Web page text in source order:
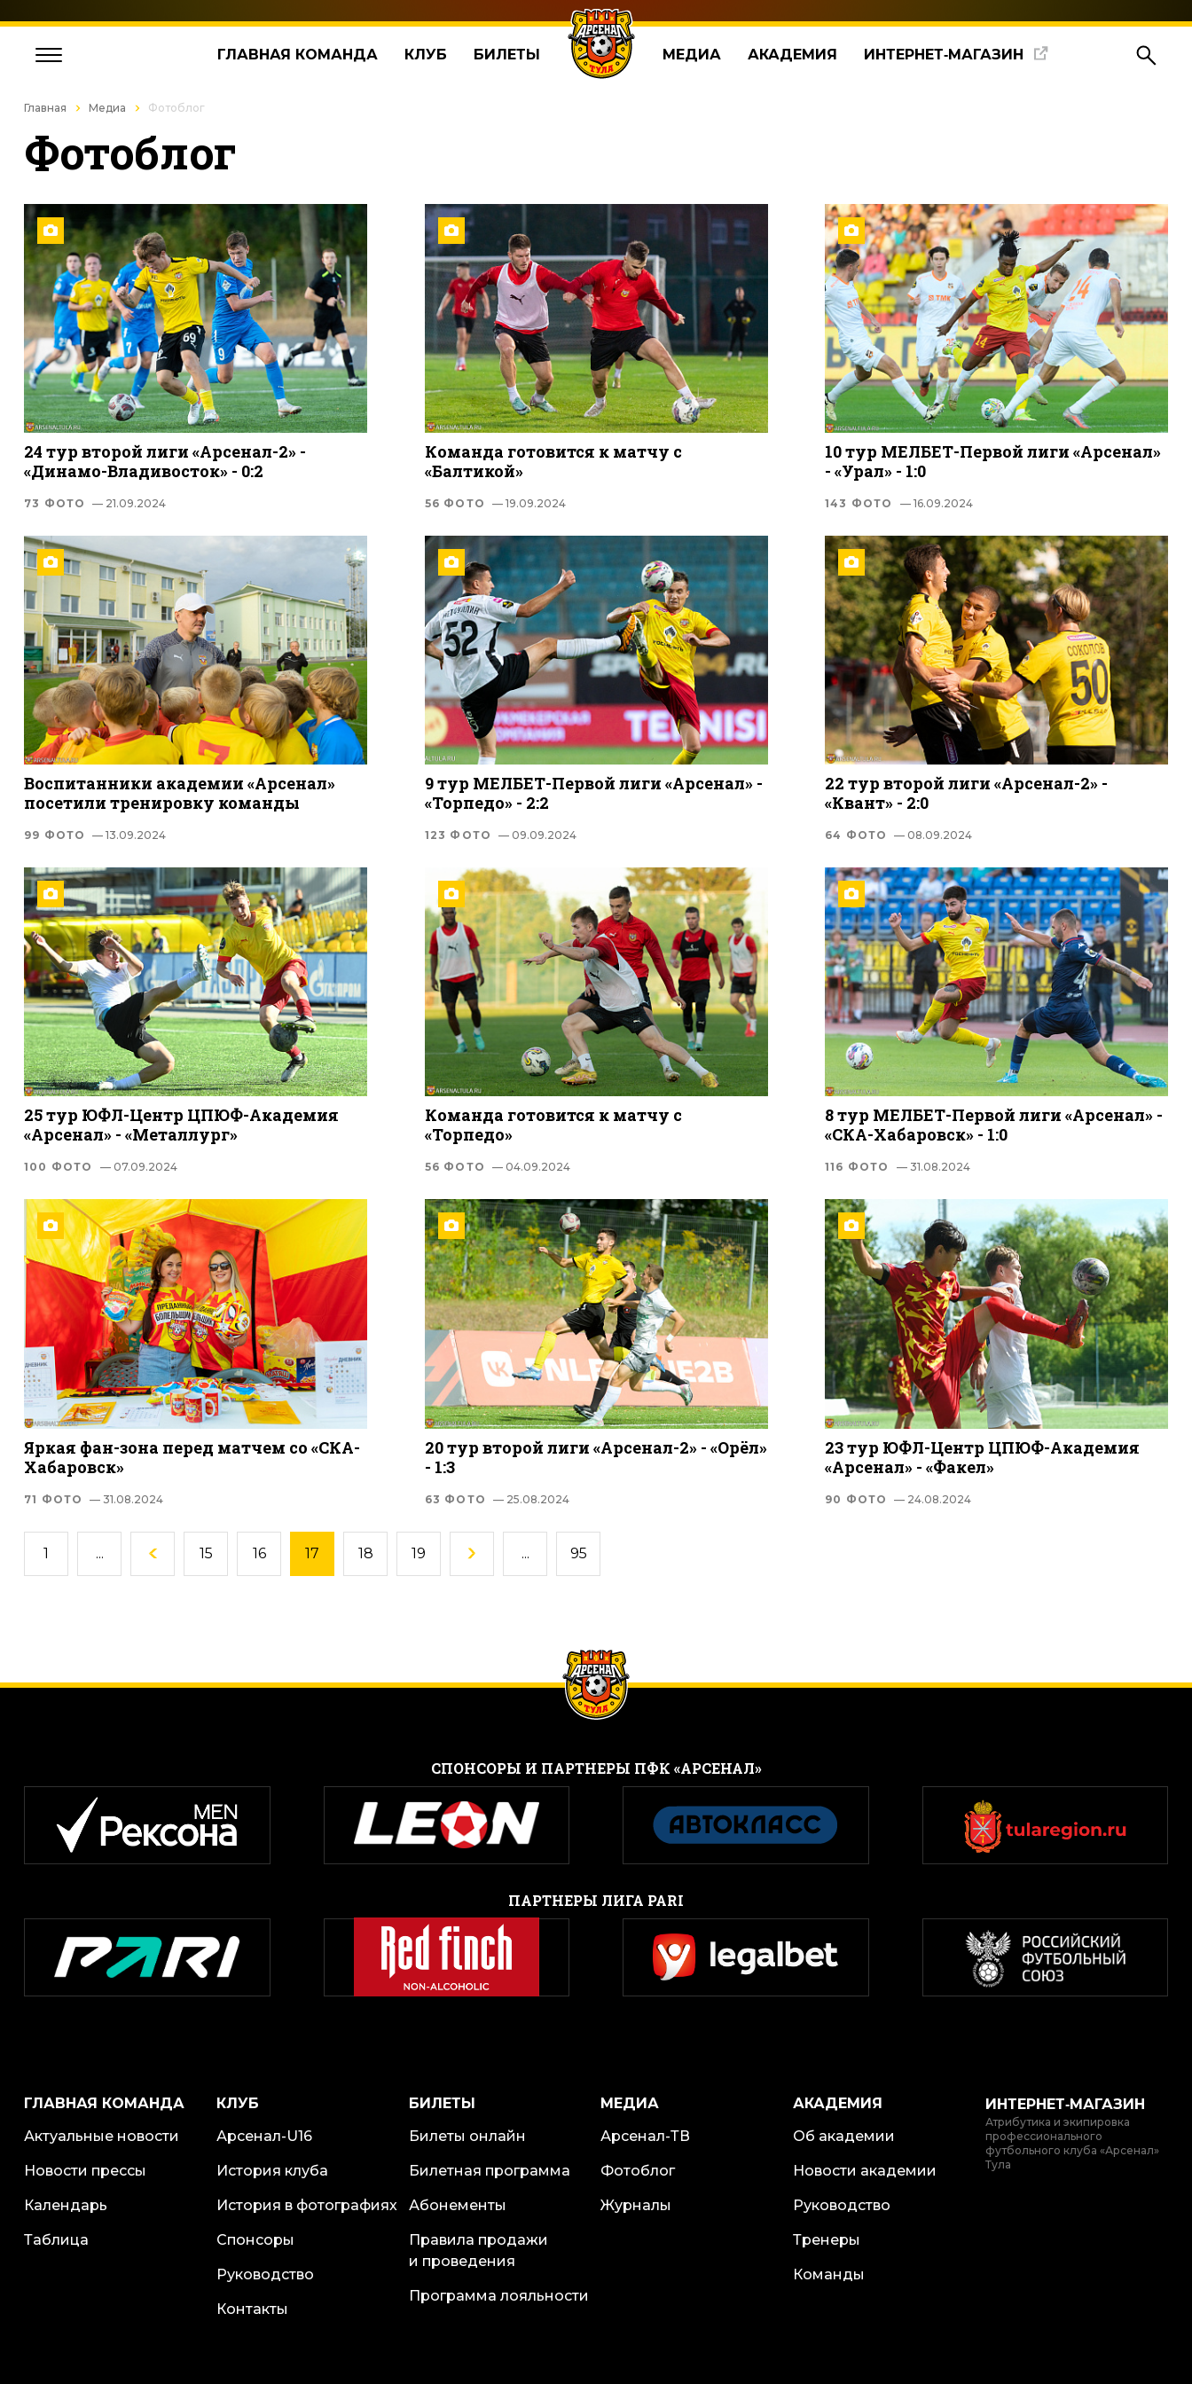
ГЛАВНАЯ КОМАНДА КЛУБ БИЛЕТЫ МЕДИА АКАДЕМИЯ ИНТЕРНЕТ‑МАГАЗИН
Главная Медиа Фотоблог
Фотоблог
24 тур второй лиги «Арсенал-2» -
«Динамо-Владивосток» - 0:2
73 ФОТО — 21.09.2024
Команда готовится к матчу с
«Балтикой»
56 ФОТО — 19.09.2024
10 тур МЕЛБЕТ-Первой лиги «Арсенал»
- «Урал» - 1:0
143 ФОТО — 16.09.2024
Воспитанники академии «Арсенал»
посетили тренировку команды
99 ФОТО — 13.09.2024
9 тур МЕЛБЕТ-Первой лиги «Арсенал» -
«Торпедо» - 2:2
123 ФОТО — 09.09.2024
22 тур второй лиги «Арсенал-2» -
«Квант» - 2:0
64 ФОТО — 08.09.2024
25 тур ЮФЛ-Центр ЦПЮФ-Академия
«Арсенал» - «Металлург»
100 ФОТО — 07.09.2024
Команда готовится к матчу с
«Торпедо»
56 ФОТО — 04.09.2024
8 тур МЕЛБЕТ-Первой лиги «Арсенал» -
«СКА-Хабаровск» - 1:0
116 ФОТО — 31.08.2024
Яркая фан-зона перед матчем со «СКА-
Хабаровск»
71 ФОТО — 31.08.2024
20 тур второй лиги «Арсенал-2» - «Орёл»
- 1:3
63 ФОТО — 25.08.2024
23 тур ЮФЛ-Центр ЦПЮФ-Академия
«Арсенал» - «Факел»
90 ФОТО — 24.08.2024
1 ... 15 16 17 18 19 ... 95
CПОНСОРЫ И ПАРТНЕРЫ ПФК «АРСЕНАЛ»
ПАРТНЕРЫ ЛИГА PARI
ГЛАВНАЯ КОМАНДА
Актуальные новости
Новости прессы
Календарь
Таблица
КЛУБ
Арсенал-U16
История клуба
История в фотографиях
Спонсоры
Руководство
Контакты
БИЛЕТЫ
Билеты онлайн
Билетная программа
Абонементы
Правила продажи
и проведения
Программа лояльности
МЕДИА
Арсенал-ТВ
Фотоблог
Журналы
АКАДЕМИЯ
Об академии
Новости академии
Руководство
Тренеры
Команды
ИНТЕРНЕТ‑МАГАЗИН
Атрибутика и экипировка
профессионального
футбольного клуба «Арсенал»
Тула